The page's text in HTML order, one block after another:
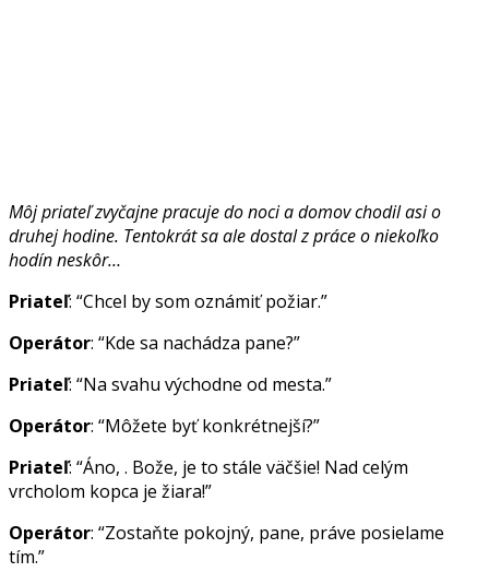
Môj priateľ zvyčajne pracuje do noci a domov chodil asi o
druhej hodine. Tentokrát sa ale dostal z práce o niekoľko
hodín neskôr…
Priateľ: “Chcel by som oznámiť požiar.”
Operátor: “Kde sa nachádza pane?”
Priateľ: “Na svahu východne od mesta.”
Operátor: “Môžete byť konkrétnejší?”
Priateľ: “Áno, . Bože, je to stále väčšie! Nad celým
vrcholom kopca je žiara!”
Operátor: “Zostaňte pokojný, pane, práve posielame
tím.”